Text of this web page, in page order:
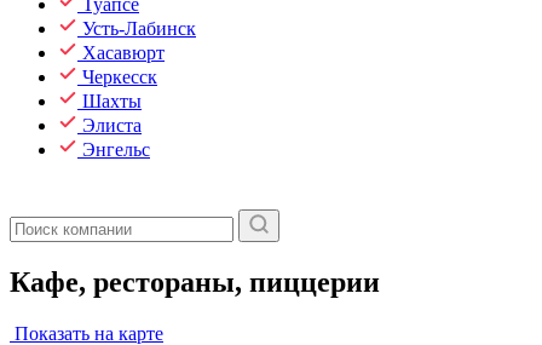
Туапсе
Усть-Лабинск
Хасавюрт
Черкесск
Шахты
Элиста
Энгельс
Кафе, рестораны, пиццерии
Показать на карте